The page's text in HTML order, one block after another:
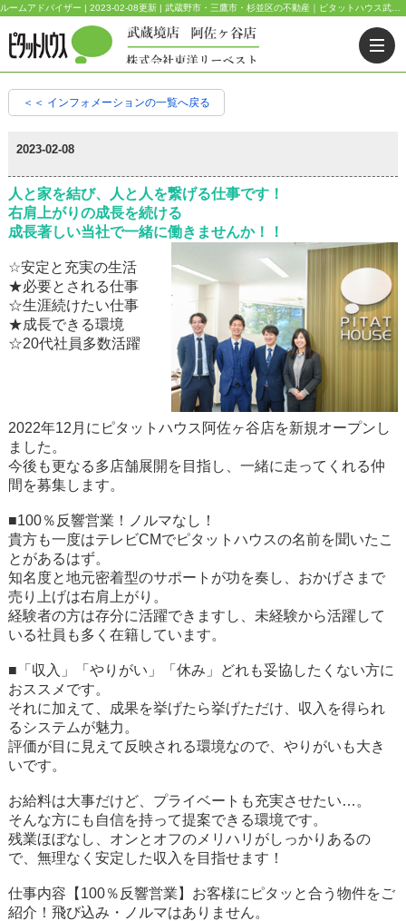
＜＜ インフォメーションの一覧へ戻る
2023-02-08
人と家を結び、人と人を繋げる仕事です！
右肩上がりの成長を続ける
成長著しい当社で一緒に働きませんか！！
☆安定と充実の生活
★必要とされる仕事
☆生涯続けたい仕事
★成長できる環境
☆20代社員多数活躍
2022年12月にピタットハウス阿佐ヶ谷店を新規オープンし
ました。
今後も更なる多店舗展開を目指し、一緒に走ってくれる仲
間を募集します。
■100％反響営業！ノルマなし！
貴方も一度はテレビCMでピタットハウスの名前を聞いたこ
とがあるはず。
知名度と地元密着型のサポートが功を奏し、おかげさまで
売り上げは右肩上がり。
経験者の方は存分に活躍できますし、未経験から活躍して
いる社員も多く在籍しています。
■「収入」「やりがい」「休み」どれも妥協したくない方に
おススメです。
それに加えて、成果を挙げたら挙げただけ、収入を得られ
るシステムが魅力。
評価が目に見えて反映される環境なので、やりがいも大き
いです。
お給料は大事だけど、プライベートも充実させたい…。
そんな方にも自信を持って提案できる環境です。
残業ほぼなし、オンとオフのメリハリがしっかりあるの
で、無理なく安定した収入を目指せます！
仕事内容【100％反響営業】お客様にピタッと合う物件をご
紹介！飛び込み・ノルマはありません。